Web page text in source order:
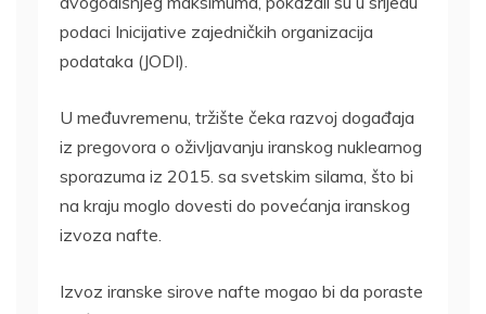
podaci Inicijative zajedničkih organizacija
podataka (JODI).
U međuvremenu, tržište čeka razvoj događaja
iz pregovora o oživljavanju iranskog nuklearnog
sporazuma iz 2015. sa svetskim silama, što bi
na kraju moglo dovesti do povećanja iranskog
izvoza nafte.
Izvoz iranske sirove nafte mogao bi da poraste